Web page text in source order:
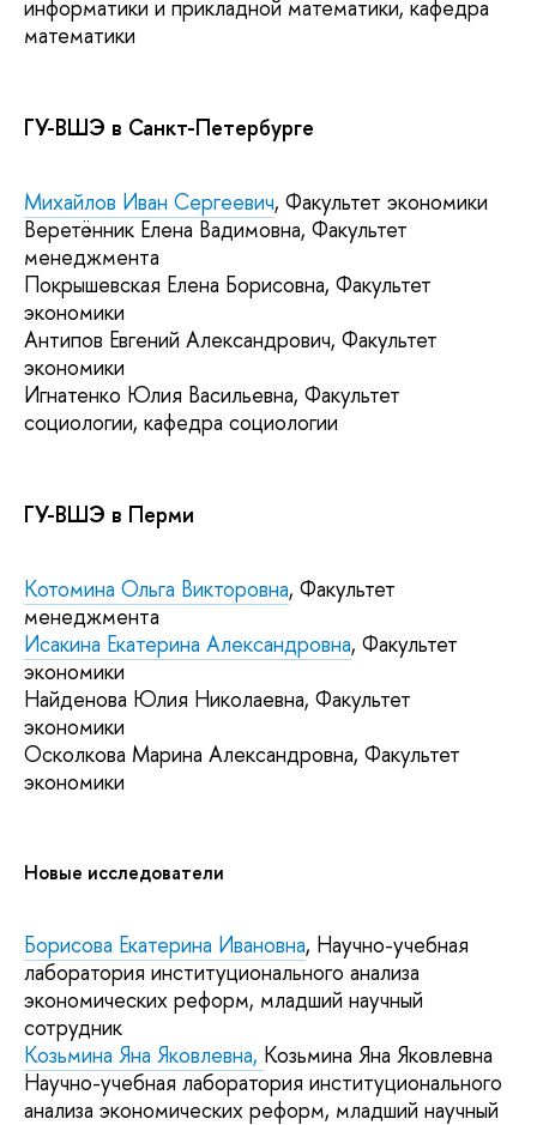
информатики и прикладной математики, кафедра
математики
ГУ-ВШЭ в Санкт-Петербурге
Михайлов Иван Сергеевич, Факультет экономики
Веретённик Елена Вадимовна, Факультет
менеджмента
Покрышевская Елена Борисовна, Факультет
экономики
Антипов Евгений Александрович, Факультет
экономики
Игнатенко Юлия Васильевна, Факультет
социологии, кафедра социологии
ГУ-ВШЭ в Перми
Котомина Ольга Викторовна, Факультет
менеджмента
Исакина Екатерина Александровна, Факультет
экономики
Найденова Юлия Николаевна, Факультет
экономики
Осколкова Марина Александровна, Факультет
экономики
Новые исследователи
Борисова Екатерина Ивановна, Научно-учебная
лаборатория институционального анализа
экономических реформ, младший научный
сотрудник
Козьмина Яна Яковлевна, Козьмина Яна Яковлевна
Научно-учебная лаборатория институционального
анализа экономических реформ, младший научный